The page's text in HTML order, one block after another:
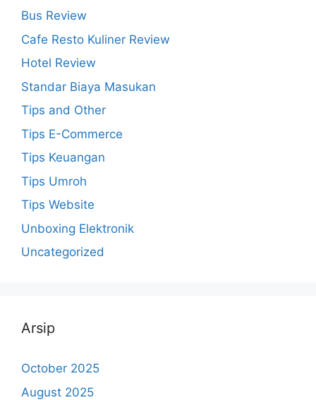
Bus Review
Cafe Resto Kuliner Review
Hotel Review
Standar Biaya Masukan
Tips and Other
Tips E-Commerce
Tips Keuangan
Tips Umroh
Tips Website
Unboxing Elektronik
Uncategorized
Arsip
October 2025
August 2025